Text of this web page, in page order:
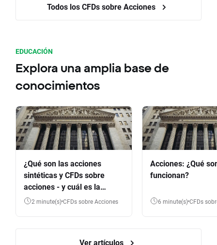
Todos los CFDs sobre Acciones
EDUCACIÓN
Explora una amplia base de
conocimientos
¿Qué son las acciones
sintéticas y CFDs sobre
acciones - y cuál es la
diferencia?
2 minute(s) CFDs sobre Acciones
Acciones: ¿Qué
funcionan?
6 minute(s) CFDs
Ver artículos